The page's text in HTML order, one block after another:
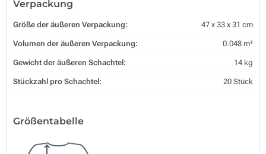
Verpackung
Größe der äußeren Verpackung: 47 x 33 x 31 cm
Volumen der äußeren Verpackung: 0.048 m³
Gewicht der äußeren Schachtel: 14 kg
Stückzahl pro Schachtel: 20 Stück
Größentabelle